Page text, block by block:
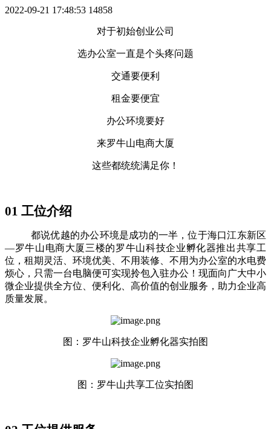
2022-09-21 17:48:53 14858
对于初始创业公司
选办公室一直是个头疼问题
交通要便利
租金要便宜
办公环境要好
来罗牛山电商大厦
这些都统统满足你！
01 工位介绍
都说优越的办公环境是成功的一半，位于海口江东新区
—罗牛山电商大厦三楼的罗牛山科技企业孵化器推出共享工
位，租期灵活、环境优美、不用装修、不用为办公室的水电费
烦心，只需一台电脑便可实现拎包入驻办公！现面向广大中小
微企业提供全方位、便利化、高价值的创业服务，助力企业高
质量发展。
图：罗牛山科技企业孵化器实拍图
图：罗牛山共享工位实拍图